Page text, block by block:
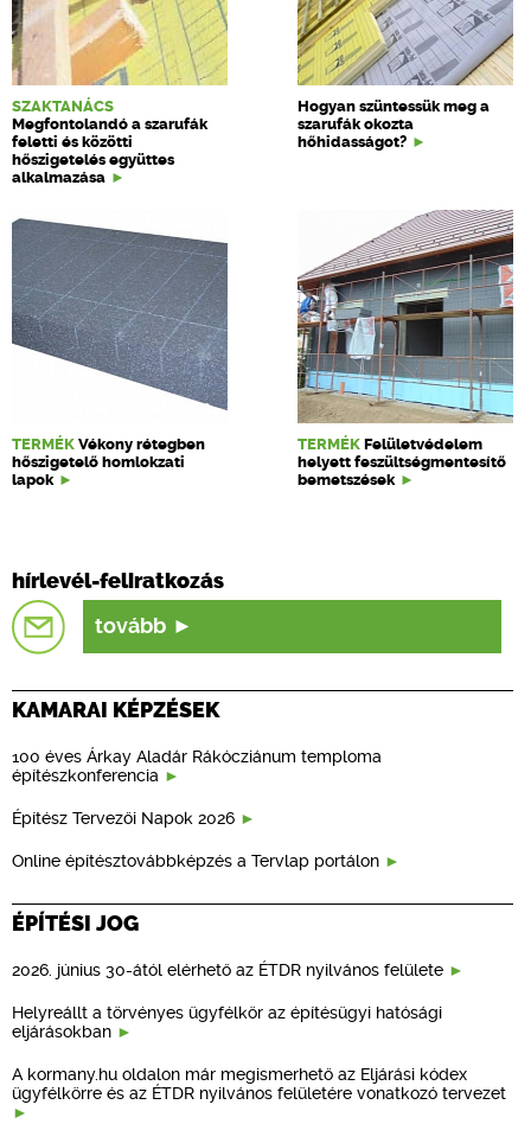
SZAKTANÁCS
Megfontolandó a szarufák
feletti és közötti
hőszigetelés együttes
alkalmazása
Hogyan szüntessük meg a
szarufák okozta
hőhidasságot?
TERMÉK Vékony rétegben
hőszigetelő homlokzati
lapok
TERMÉK Felületvédelem
helyett feszültségmentesítő
bemetszések
hírlevél-feliratkozás
tovább
KAMARAI KÉPZÉSEK
100 éves Árkay Aladár Rákócziánum temploma
építészkonferencia
Építész Tervezői Napok 2026
Online építésztovábbképzés a Tervlap portálon
ÉPÍTÉSI JOG
2026. június 30-ától elérhető az ÉTDR nyilvános felülete
Helyreállt a törvényes ügyfélkör az építésügyi hatósági
eljárásokban
A kormany.hu oldalon már megismerhető az Eljárási kódex
ügyfélkörre és az ÉTDR nyilvános felületére vonatkozó tervezet